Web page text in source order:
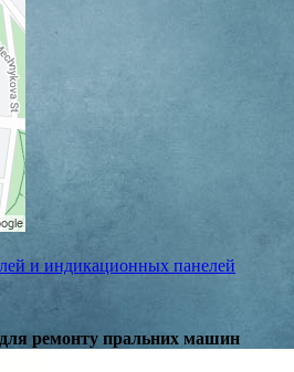
и индикационных панелей
ремонту пральних машин